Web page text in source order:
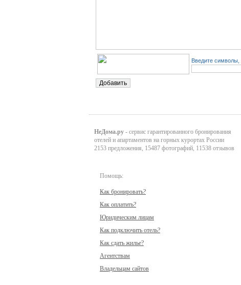
Введите символы,
НеДома.ру - сервис гарантированного бронирования
отелей и апартаментов на горных курортах России
2153 предложения, 15487 фотографий, 11538 отзывов
Помощь:
Как бронировать?
Как оплатить?
Юридическим лицам
Как подключить отель?
Как сдать жилье?
Агентствам
Владельцам сайтов